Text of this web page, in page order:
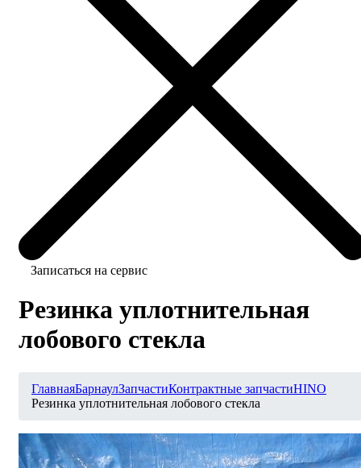
Записаться на сервис
Резинка уплотнительная
лобового стекла
ГлавнаяБарнаулЗапчастиКонтрактные запчастиHINO
Резинка уплотнительная лобового стекла